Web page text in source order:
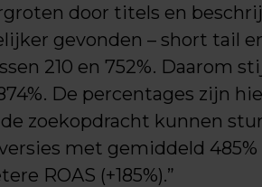
door titels en
gevonden – short tail
210 en 752%. Daarom
De percentages zijn
zoekopdracht kunnen
met gemiddeld
ROAS (+185%).”